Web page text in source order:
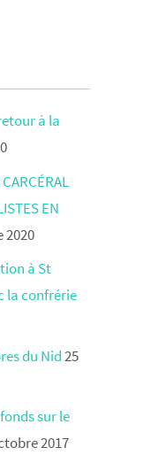
à la
EN
2020
à St
la confrérie
du Nid25
sur le
2017